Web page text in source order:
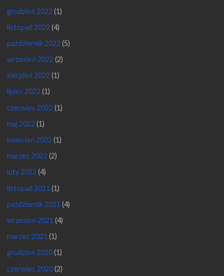
grudzień 2022 (1)
listopad 2022 (4)
październik 2022 (5)
wrzesień 2022 (2)
sierpień 2022 (1)
lipiec 2022 (1)
czerwiec 2022 (1)
maj 2022 (1)
kwiecień 2022 (1)
marzec 2022 (2)
luty 2022 (4)
listopad 2021 (1)
październik 2021 (4)
wrzesień 2021 (4)
marzec 2021 (1)
grudzień 2020(1)
czerwiec 2020(2)